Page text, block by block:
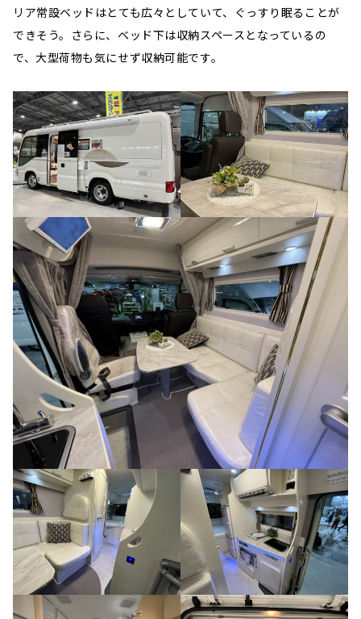
リア常設ベッドはとても広々としていて、ぐっすり眠ることが
できそう。さらに、ベッド下は収納スペースとなっているの
で、大型荷物も気にせず収納可能です。